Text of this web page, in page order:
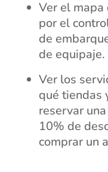
Ver el
por el
de
de equipaje.
Ver los
qué tiendas
reservar
10% de
comprar un